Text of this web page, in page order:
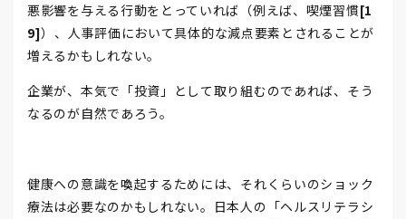
悪影響を与える行動をとっていれば（例えば、喫煙習慣[1
9]）、人事評価において具体的な減点要素とされることが
増えるかもしれない。
企業が、本気で「投資」として取り組むのであれば、そう
なるのが自然であろう。
健康への意識を喚起するためには、それくらいのショック
療法は必要なのかもしれない。日本人の「ヘルスリテラシ